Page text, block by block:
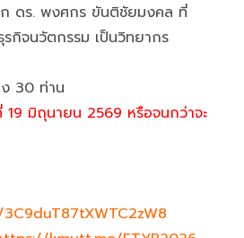
ก ดร. พงศกร ขันติชัยมงคล ที่
รกิจนวัตกรรม เป็นวิทยากร
30 ท่าน
19 มิถุนายน 2569 หรือจนกว่าจะ